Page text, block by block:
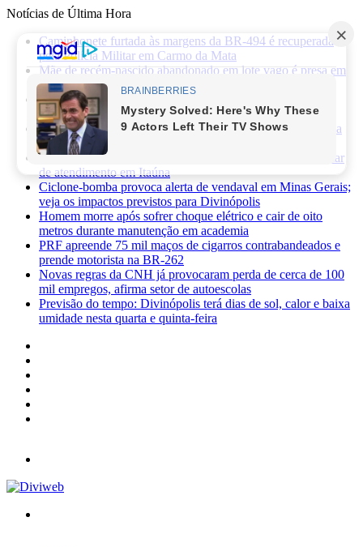
Notícias de Última Hora
Caminhonete furtada às margens da BR-494 é recuperada
pela Polícia Militar em Carmo da Mata
Mãe de recém-nascido abandonado em lote vago é presa em
Sabará
Três pessoas ficam feridas após ataque a facadas no bairro
Planalto, em Divinópolis
Previsão do tempo: fim de semana será de sol, calor e baixa
umidade em Divinópolis
Homem quebra vidro da recepção de hospital após reclamar
de atendimento em Itaúna
Ciclone-bomba provoca alerta de vendaval em Minas Gerais;
veja os impactos previstos para Divinópolis
Homem morre após sofrer choque elétrico e cair de oito
metros durante manutenção em academia
PRF apreende 75 mil maços de cigarros contrabandeados e
prende motorista na BR-262
Novas regras da CNH já provocaram perda de cerca de 100
mil empregos, afirma setor de autoescolas
Previsão do tempo: Divinópolis terá dias de sol, calor e baixa
umidade nesta quarta e quinta-feira